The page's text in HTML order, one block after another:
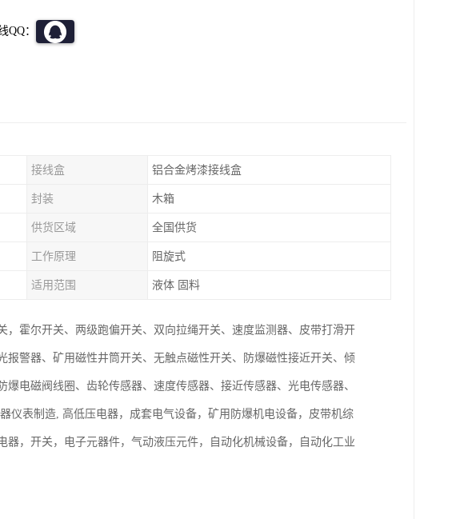
QQ：
接线盒 铝合金烤漆接线盒
封装 木箱
供货区域 全国供货
工作原理 阻旋式
适用范围 液体 固料
霍尔开关、两级跑偏开关、双向拉绳开关、速度监测器、皮带打滑开
警器、矿用磁性井筒开关、无触点磁性开关、防爆磁性接近开关、倾
电磁阀线圈、齿轮传感器、速度传感器、接近传感器、光电传感器、
仪表制造, 高低压电器，成套电气设备，矿用防爆机电设备，皮带机综
，开关，电子元器件，气动液压元件，自动化机械设备，自动化工业